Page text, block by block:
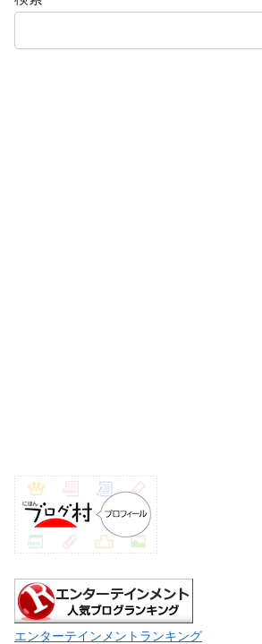
エンターテインメントランキング